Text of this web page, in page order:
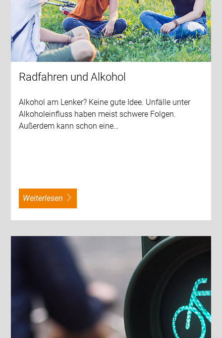
Radfahren und Alkohol
Alkohol am Lenker? Keine gute Idee. Unfälle unter
Alkoholeinfluss haben meist schwere Folgen.
Außerdem kann schon eine…
weiterlesen